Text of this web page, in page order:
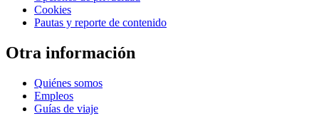
Cookies
Pautas y reporte de contenido
Otra información
Quiénes somos
Empleos
Guías de viaje